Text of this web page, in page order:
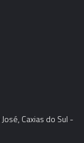
Caxias do Sul -